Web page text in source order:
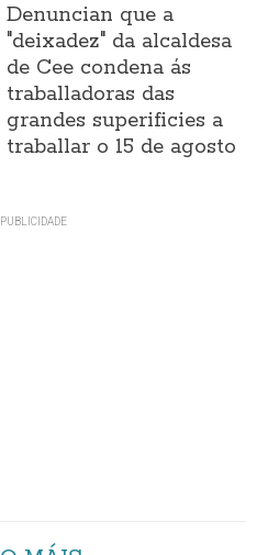
Denuncian que a
"deixadez" da alcaldesa
de Cee condena ás
traballadoras das
grandes superificies a
traballar o 15 de agosto